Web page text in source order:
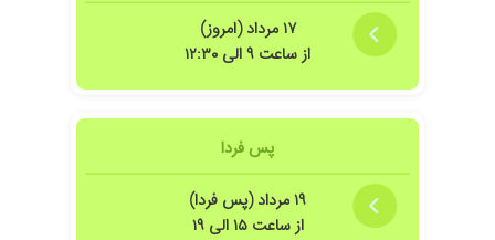
بسیار با حوصله و با دانش بودن شناخت قبلی از
ایشون نداشتم ولی خیلی خوشحالم که یه
متخصص خوب و توانمند پیدا کردم
۱۷ مرداد (امروز)
از ساعت ۹ الی ۱۲:۳۰
پس فردا
۱۹ مرداد (پس فردا)
از ساعت ۱۵ الی ۱۹